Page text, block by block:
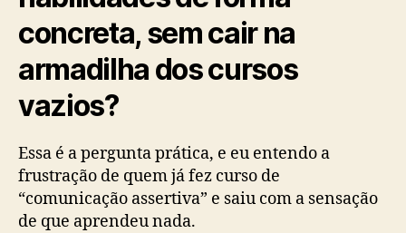
concreta, sem cair na
armadilha dos cursos
vazios?
Essa é a pergunta prática, e eu entendo a
frustração de quem já fez curso de
“comunicação assertiva” e saiu com a sensação
de que aprendeu nada.